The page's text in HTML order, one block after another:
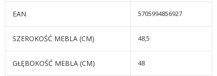
EAN 5705994856927
SZEROKOŚĆ MEBLA (CM) 48,5
GŁĘBOKOŚĆ MEBLA (CM) 48